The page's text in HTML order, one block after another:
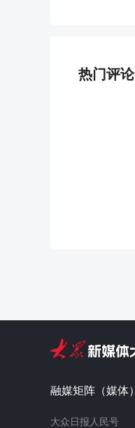
热门评论
融媒矩阵（媒体）
大众日报人民号